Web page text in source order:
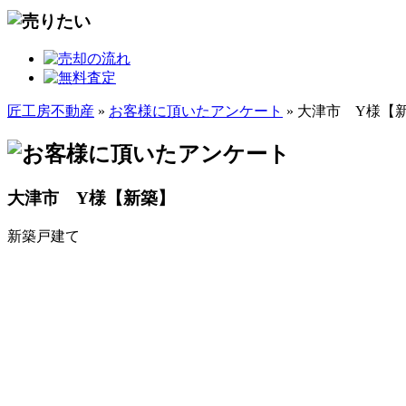
匠工房不動産 » お客様に頂いたアンケート » 大津市 Y様【
大津市 Y様【新築】
新築戸建て